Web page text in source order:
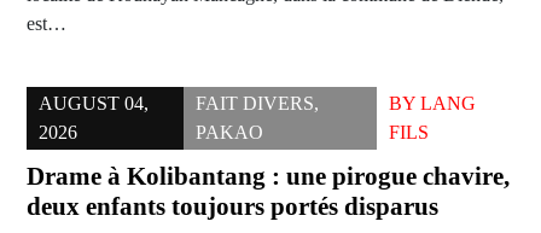
est…
AUGUST 04,
2026
FAIT DIVERS,
PAKAO
BY LANG
FILS
Drame à Kolibantang : une pirogue chavire,
deux enfants toujours portés disparus